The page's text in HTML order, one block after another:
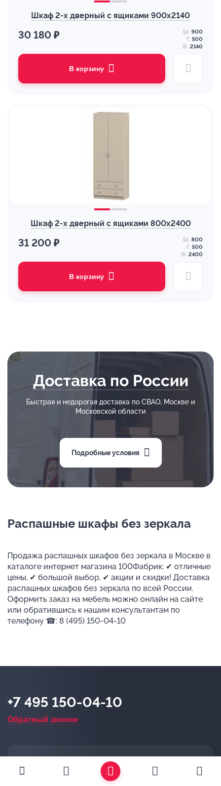
Шкаф 2-х дверный с ящиками 900х2140
30 180 ₽ Ш: 900
Г: 500
В: 2140
В корзину
Шкаф 2-х дверный с ящиками 800х2400
31 200 ₽ Ш: 800
Г: 500
В: 2400
В корзину
Доставка по России
Быстрая и недорогая доставка по СВАО, Москве и
Московской области
Подробные условия
Распашные шкафы без зеркала
Продажа распашных шкафов без зеркала в Москве в
каталоге интернет магазина 100Фабрик: ✔ отличные
цены, ✔ большой выбор, ✔ акции и скидки! Доставка
распашных шкафов без зеркала по всей России.
Оформить заказ на мебель можно онлайн на сайте
или обратившись к нашим консультантам по
телефону ☎: 8 (495) 150-04-10
+7 495 150-04-10
Обратный звонок
+7 495 477-47-61 10:00 - 20:00